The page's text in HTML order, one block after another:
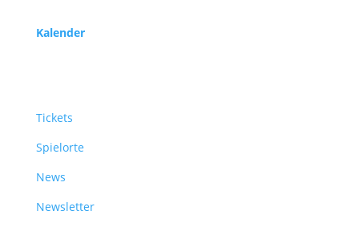
Kalender
Tickets
Spielorte
News
Newsletter